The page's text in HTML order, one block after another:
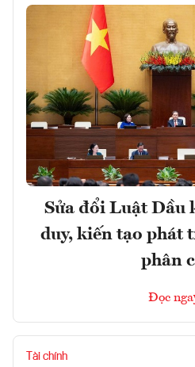
Sửa đổi Luật
duy, kiến tạo phát
phân
Đọc
Tài chính